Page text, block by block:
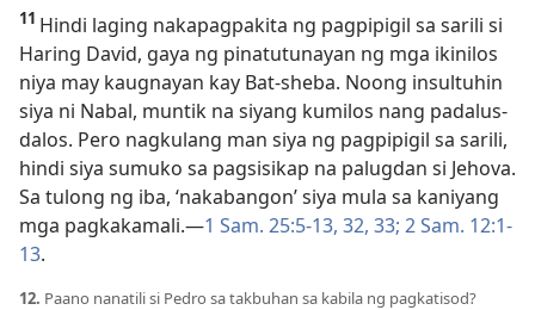
11 Hindi laging nakapagpakita ng pagpipigil sa sarili si
Haring David, gaya ng pinatutunayan ng mga ikinilos
niya may kaugnayan kay Bat-sheba. Noong insultuhin
siya ni Nabal, muntik na siyang kumilos nang padalus-
dalos. Pero nagkulang man siya ng pagpipigil sa sarili,
hindi siya sumuko sa pagsisikap na palugdan si Jehova.
Sa tulong ng iba, ‘nakabangon’ siya mula sa kaniyang
mga pagkakamali.—1 Sam. 25:5-13, 32, 33; 2 Sam. 12:1-
13.
12. Paano nanatili si Pedro sa takbuhan sa kabila ng pagkatisod?